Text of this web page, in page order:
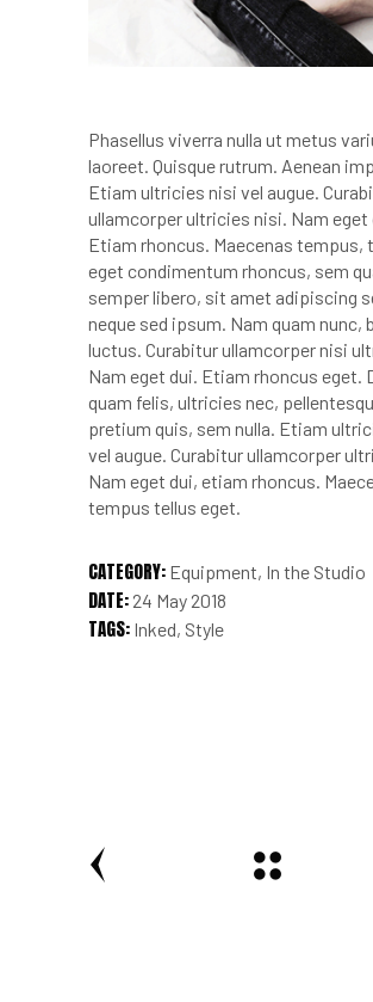
Phasellus viverra nulla ut metus
laoreet. Quisque rutrum. Aenean
Etiam ultricies nisi vel augue.
ullamcorper ultricies nisi. Nam eget
Etiam rhoncus. Maecenas tempus,
eget condimentum rhoncus, sem
semper libero, sit amet adipiscing
neque sed ipsum. Nam quam nunc,
luctus. Curabitur ullamcorper nisi
Nam eget dui. Etiam rhoncus eget.
quam felis, ultricies nec,
pretium quis, sem nulla. Etiam
vel augue. Curabitur ullamcorper
Nam eget dui, etiam rhoncus.
tempus tellus eget.
CATEGORY: Equipment In the Studio
DATE: 24 May 2018
TAGS: Inked Style